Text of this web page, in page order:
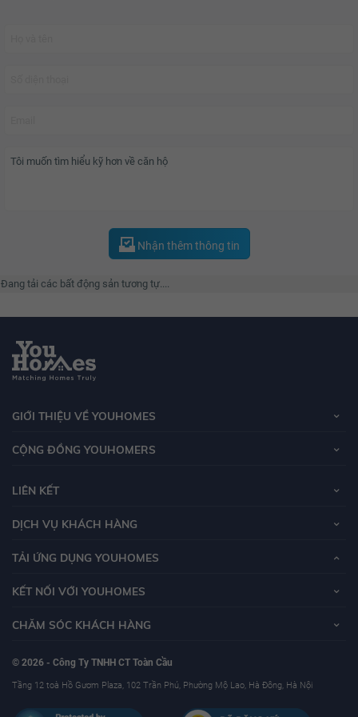
đẹp tổng thể sang trọng.
Đô, gồm 6 tòa chung cư hình cánh cung ôm lấy quảng trường, tiện ích nổi
bật với trung tâm thương mại Vincom Mega Mall , Phố ẩm thực hơn 200 nhà
hàng, trường học quốc tế BVIS, phòng khám đa khoa quốc tế Vinmec, sân
trượt băng trong nhà đầu tiên tại Việt Nam, bãi đỗ xe ngầm rộng hơn 300.000
Chủ đầu tư?
Chủ đầu tư dự án Royal City là Tập đoàn Vingroup, đây là tập đoàn kinh tế tư
nhấn lớn nhất Việt Nam hiện nay. Những ngày cuối năm 2010 chủ đầu tư dự
án Royal City là Vingroup đã triển khai xây dựng dự án khu đô thị phức hợp
quy mô lớn nhất tại Hà Nội là Royal City.
với hệ thống tiện ích và hạ tầng đồng bộ như xe buýt, đường sắt trên cao
như kinh doanh cho thuê căn hộ tại đây.
Nhận thêm thông tin
tải các bất động sản tương tự....
GIỚI THIỆU VỀ YOUHOMES
CỘNG ĐỒNG YOUHOMERS
LIÊN KẾT
DỊCH VỤ KHÁCH HÀNG
TẢI ỨNG DỤNG YOUHOMES
KẾT NỐI VỚI YOUHOMES
CHĂM SÓC KHÁCH HÀNG
© 2026 - Công Ty TNHH CT Toàn Cầu
Tầng 12 toà Hồ Gươm Plaza, 102 Trần Phú, Phường Mộ Lao, Hà Đông, Hà Nội